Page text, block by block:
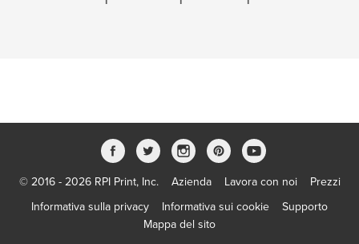
© 2016 - 2026 RPI Print, Inc. Azienda Lavora con noi
Prezzi
Informativa sulla privacy
Informativa sui cookie
Supporto
Mappa del sito